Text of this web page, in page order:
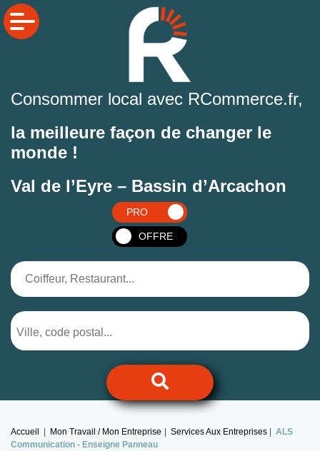
Consommer local avec RCommerce.fr,
la meilleure façon de changer le
monde !
Val de l’Eyre – Bassin d’Arcachon
PRO
OFFRE
Accueil Mon Travail / Mon Entreprise Services Aux Entreprises
ALS
Communication - Enseigne Panneau